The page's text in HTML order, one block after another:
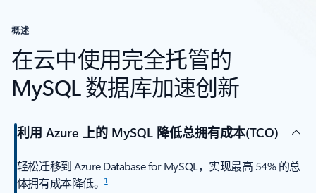
概述
在云中使用完全托管的
MySQL 数据库加速创新
利用 Azure 上的 MySQL 降低总拥有成本(TCO)
轻松迁移到 Azure Database for MySQL，实现最高 54% 的总
体拥有成本降低。1